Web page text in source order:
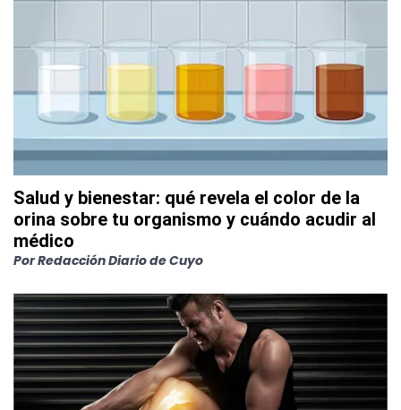
Salud y bienestar: qué revela el color de la
orina sobre tu organismo y cuándo acudir al
médico
PorRedacción Diario de Cuyo